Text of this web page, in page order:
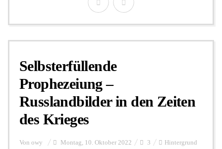
Selbsterfüllende
Prophezeiung –
Russlandbilder in den Zeiten
des Krieges
Von owy Montag, 10. Oktober 2022 3 Hintergrund